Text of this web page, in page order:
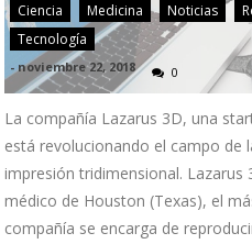
Ciencia Medicina Noticias
Tecnología
-noviembre 22, 2018 0
La compañía Lazarus 3D, una
está revolucionando el campo de
impresión tridimensional. Lazarus
médico de Houston (Texas), el
compañía se encarga de